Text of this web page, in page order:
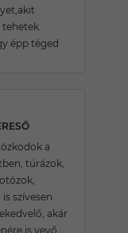
épp téged
a
túrázok,
szívesen
akár
is vevő.